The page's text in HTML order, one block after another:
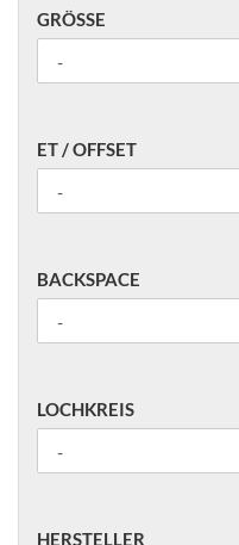
GRÖSSE
GRÖSSE
ET
/
OFFSET
ET / OFFSET
BACKSPACE
BACKSPACE
LOCHKREIS
LOCHKREIS
HERSTELLER
HERSTELLER